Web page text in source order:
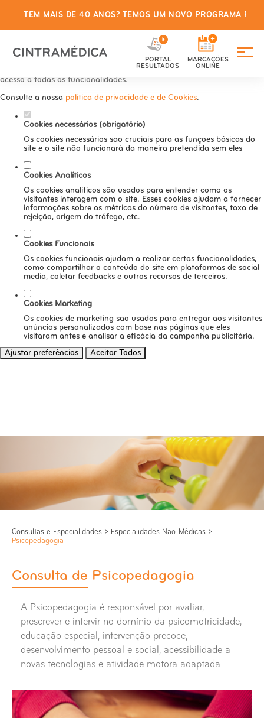
Defina as suas preferências de
cookies para este website.
Este website utiliza cookies estritamente necessários, analíticos e
acesso a todas as funcionalidades.
Consulte a nossa política de privacidade e de Cookies.
Cookies necessários (obrigatório)
Os cookies necessários são cruciais para as funções básicas do
site e o site não funcionará da maneira pretendida sem eles
Cookies Analíticos
Os cookies analíticos são usados para entender como os
visitantes interagem com o site. Esses cookies ajudam a fornecer
informações sobre as métricas do número de visitantes, taxa de
rejeição, origem do tráfego, etc.
Cookies Funcionais
Os cookies funcionais ajudam a realizar certas funcionalidades,
como compartilhar o conteúdo do site em plataformas de social
media, coletar feedbacks e outros recursos de terceiros.
Cookies Marketing
Os cookies de marketing são usados para entregar aos visitantes
anúncios personalizados com base nas páginas que eles
visitaram antes e analisar a eficácia da campanha publicitária.
Ajustar preferências
Aceitar Todos
TEM MAIS DE 40 ANOS? TEMOS UM NOVO PROGRAMA
PORTAL
RESULTADOS
MARCAÇÕES
ONLINE
Consultas e Especialidades > Especialidades Não-Médicas >
Psicopedagogia
Consulta de Psicopedagogia
A Psicopedagogia é responsável por avaliar,
prescrever e intervir no domínio da psicomotricidade,
educação especial, intervenção precoce,
desenvolvimento pessoal e social, acessibilidade a
novas tecnologias e atividade motora adaptada.